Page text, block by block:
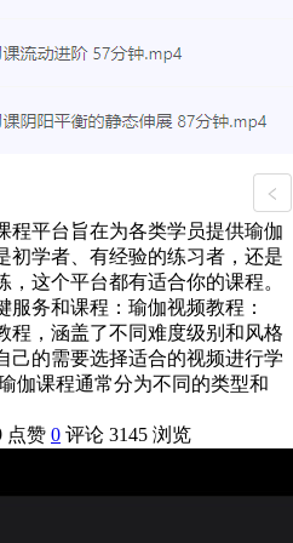
程平台旨在为各类学员提供瑜伽
初学者、有经验的练习者，还是
这个平台都有适合你的课程。
服务和课程：瑜伽视频教程：
程，涵盖了不同难度级别和风格
己的需要选择适合的视频进行学
伽课程通常分为不同的类型和
点赞 0 评论 3145 浏览